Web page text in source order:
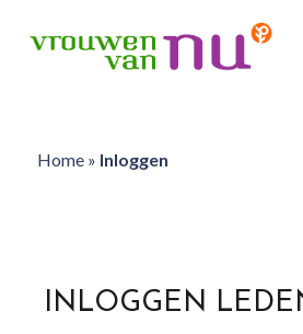
Home» Inloggen
INLOGGEN